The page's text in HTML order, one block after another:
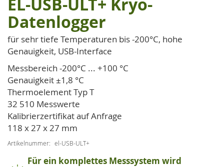
Anfang
der
Bildgalerie
springen
EL-USB-ULT+ Kryo-
Datenlogger
für sehr tiefe Temperaturen bis -200°C, hohe
Genauigkeit, USB-Interface
Messbereich -200°C ... +100 °C
Genauigkeit ±1,8 °C
Thermoelement Typ T
32 510 Messwerte
Kalibrierzertifikat auf Anfrage
118 x 27 x 27 mm
Artikelnummer el-USB-ULT+
Für ein komplettes Messsystem wird